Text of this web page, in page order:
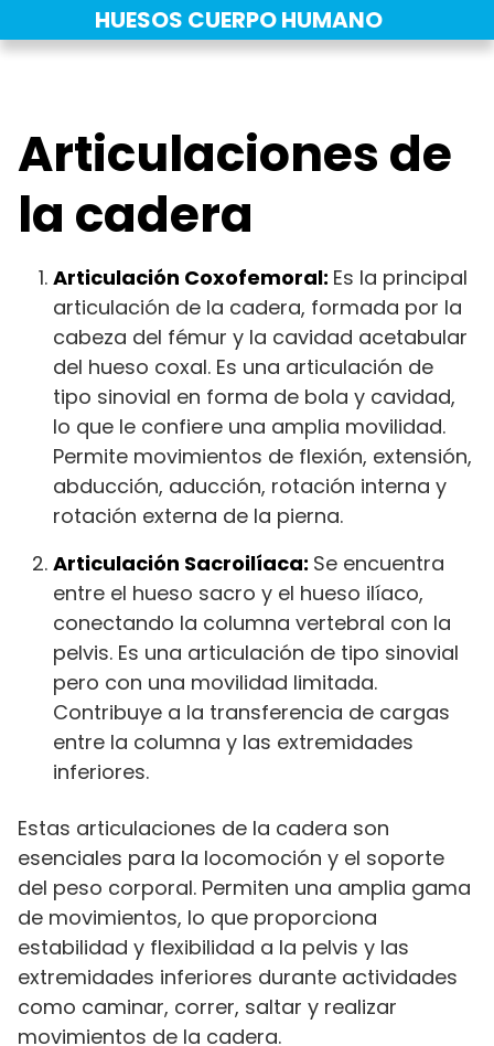
al
HUESOS CUERPO HUMANO
Articulaciones de
la cadera
Articulación Coxofemoral: Es la principal
articulación de la cadera, formada por la
cabeza del fémur y la cavidad acetabular
del hueso coxal. Es una articulación de
tipo sinovial en forma de bola y cavidad,
lo que le confiere una amplia movilidad.
Permite movimientos de flexión, extensión,
abducción, aducción, rotación interna y
rotación externa de la pierna.
Articulación Sacroilíaca: Se encuentra
entre el hueso sacro y el hueso ilíaco,
conectando la columna vertebral con la
pelvis. Es una articulación de tipo sinovial
pero con una movilidad limitada.
Contribuye a la transferencia de cargas
entre la columna y las extremidades
inferiores.
Estas articulaciones de la cadera son
esenciales para la locomoción y el soporte
del peso corporal. Permiten una amplia gama
de movimientos, lo que proporciona
estabilidad y flexibilidad a la pelvis y las
extremidades inferiores durante actividades
como caminar, correr, saltar y realizar
movimientos de la cadera.